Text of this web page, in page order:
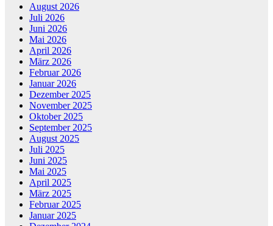
August 2026
Juli 2026
Juni 2026
Mai 2026
April 2026
März 2026
Februar 2026
Januar 2026
Dezember 2025
November 2025
Oktober 2025
September 2025
August 2025
Juli 2025
Juni 2025
Mai 2025
April 2025
März 2025
Februar 2025
Januar 2025